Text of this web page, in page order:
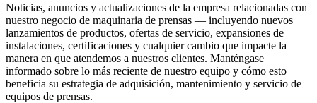
Noticias, anuncios y actualizaciones de la empresa relacionadas con
nuestro negocio de maquinaria de prensas — incluyendo nuevos
lanzamientos de productos, ofertas de servicio, expansiones de
instalaciones, certificaciones y cualquier cambio que impacte la
manera en que atendemos a nuestros clientes. Manténgase
informado sobre lo más reciente de nuestro equipo y cómo esto
beneficia su estrategia de adquisición, mantenimiento y servicio de
equipos de prensas.